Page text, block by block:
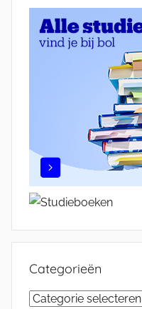
Categorieën
Categorieën